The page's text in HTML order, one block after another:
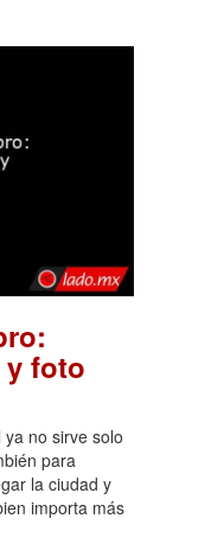
foto
no sirve solo
para
la ciudad y
importa más